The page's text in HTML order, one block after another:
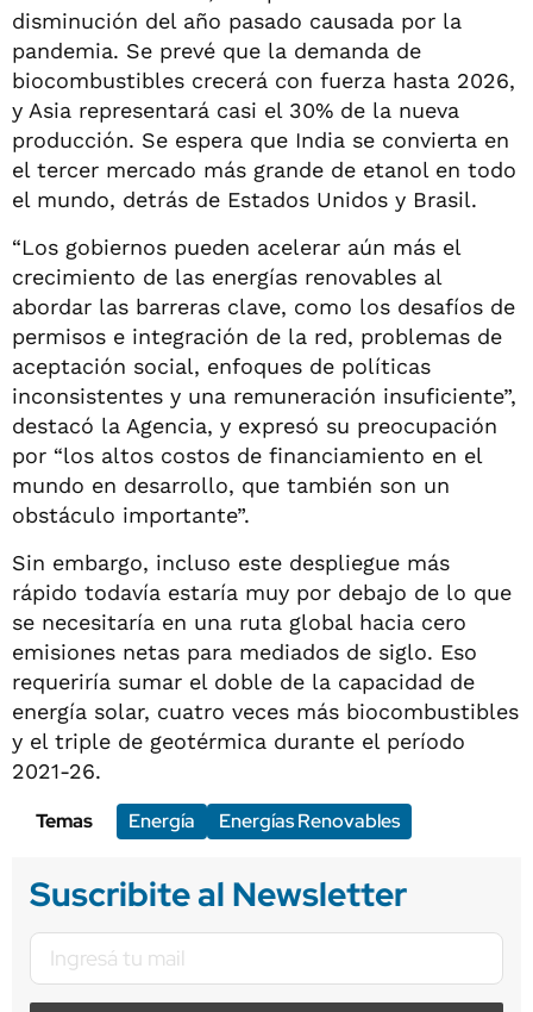
disminución del año pasado causada por la
pandemia. Se prevé que la demanda de
biocombustibles crecerá con fuerza hasta 2026,
y Asia representará casi el 30% de la nueva
producción. Se espera que India se convierta en
el tercer mercado más grande de etanol en todo
el mundo, detrás de Estados Unidos y Brasil.
“Los gobiernos pueden acelerar aún más el
crecimiento de las energías renovables al
abordar las barreras clave, como los desafíos de
permisos e integración de la red, problemas de
aceptación social, enfoques de políticas
inconsistentes y una remuneración insuficiente”,
destacó la Agencia, y expresó su preocupación
por “los altos costos de financiamiento en el
mundo en desarrollo, que también son un
obstáculo importante”.
Sin embargo, incluso este despliegue más
rápido todavía estaría muy por debajo de lo que
se necesitaría en una ruta global hacia cero
emisiones netas para mediados de siglo. Eso
requeriría sumar el doble de la capacidad de
energía solar, cuatro veces más biocombustibles
y el triple de geotérmica durante el período
2021-26.
Temas
Energía Energías Renovables
Suscribite al Newsletter